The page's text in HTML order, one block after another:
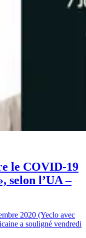
le COVID-19
selon l’UA –
2020 (Yeclo avec
a souligné vendredi